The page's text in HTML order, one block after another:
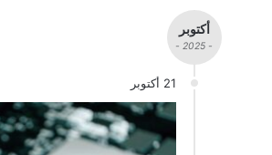
أكتوبر
- 2025 -
21 أكتوبر